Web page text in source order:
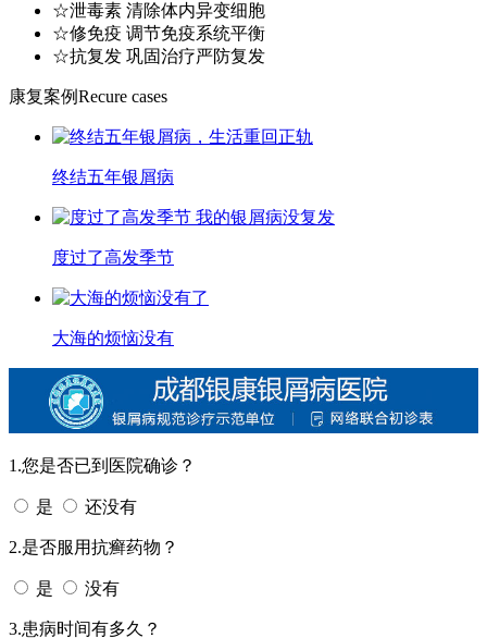
☆泄毒素 清除体内异变细胞
☆修免疫 调节免疫系统平衡
☆抗复发 巩固治疗严防复发
康复案例Recure cases
终结五年银屑病
度过了高发季节
大海的烦恼没有
1.您是否已到医院确诊？
是 还没有
2.是否服用抗癣药物？
是 没有
3.患病时间有多久？